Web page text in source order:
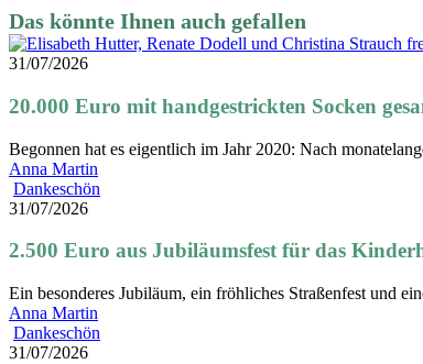
31/07/2026
20.000 Euro mit handgestrickten Socken
Begonnen hat es eigentlich im Jahr 2020: Nach
Anna Martin
Dankeschön
Jubiläumsfest
das
Kinderhospiz
31/07/2026
2.500 Euro aus Jubiläumsfest für das
Ein besonderes Jubiläum, ein fröhliches Straßenfest und
Anna Martin
Dankeschön
31/07/2026